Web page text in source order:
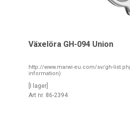
Växelöra GH-094 Union
http://www.marwi-eu.com/sv/gh-
information)
[I lager]
Art nr. 86-2394